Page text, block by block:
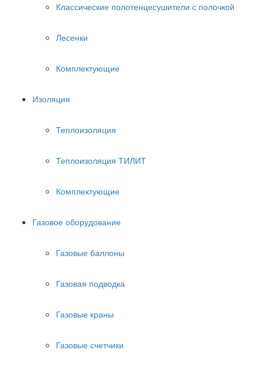
Классические полотенцесушители с полочкой
Лесенки
Комплектующие
Изоляция
Теплоизоляция
Теплоизоляция ТИЛИТ
Комплектующие
Газовое оборудование
Газовые баллоны
Газовая подводка
Газовые краны
Газовые счетчики